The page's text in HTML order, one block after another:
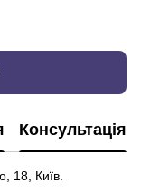
Консультація
18, Київ.